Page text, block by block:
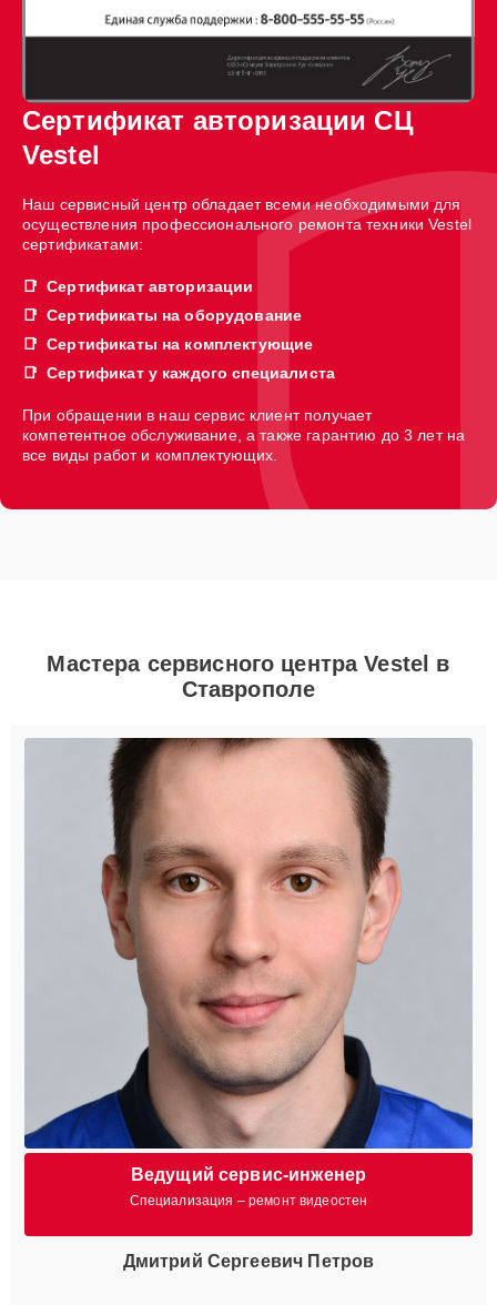
Сертификат авторизации СЦ
Vestel
Наш сервисный центр обладает всеми необходимыми для
осуществления профессионального ремонта техники Vestel
сертификатами:
Сертификат авторизации
Сертификаты на оборудование
Сертификаты на комплектующие
Сертификат у каждого специалиста
При обращении в наш сервис клиент получает
компетентное обслуживание, а также гарантию до 3 лет на
все виды работ и комплектующих.
Мастера сервисного центра Vestel в
Ставрополе
Ведущий сервис-инженер
Специализация – ремонт видеостен
Дмитрий Сергеевич Петров